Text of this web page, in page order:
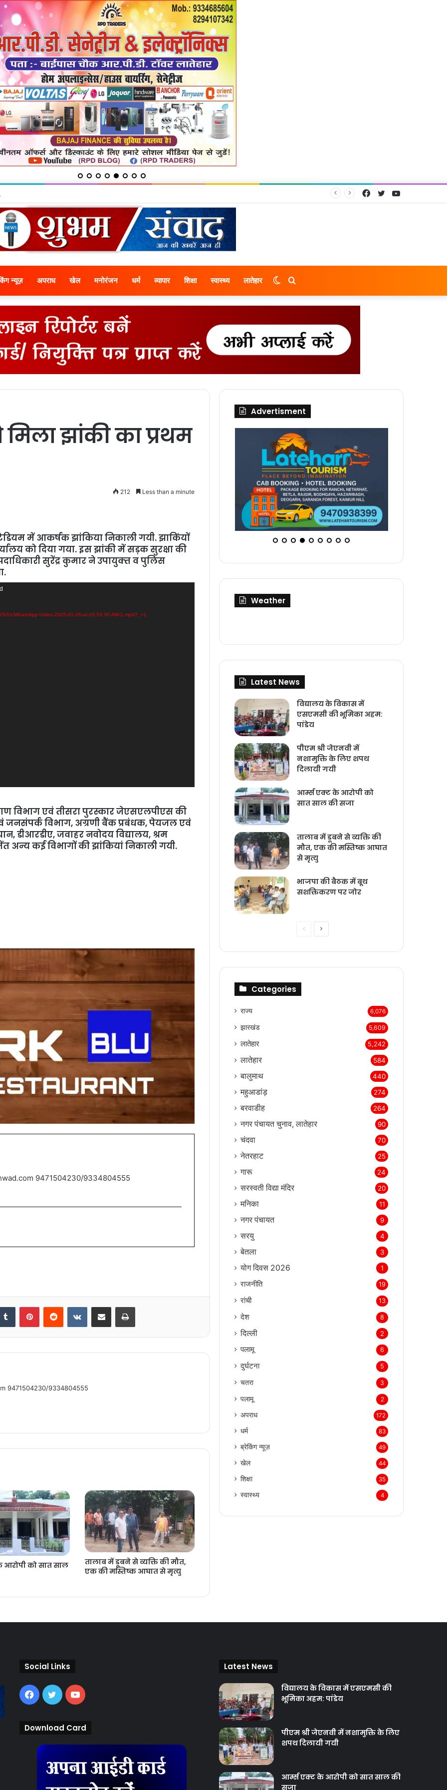
बूथ सशक्तिकरण पर जोर YouTube
Twitter
Facebook
न्यूज़ अपराध खेल मनोरंजन धर्म व्यापार शिक्षा स्वास्थ्य लातेहार Search
Switch
झांकी का प्रथम
212 Less than a minute
में आकर्षक झांकिया निकाली गयी. झाकिंयों
को दिया गया. इस झां‍की में सड़क सुरक्षा की
सुरेंद्र कुमार ने उपायुक्‍त व पुलिस
01/WhatsApp-Video-2025-01-26-at-10.53.30-AM-1.mp4?_=1
विभाग एवं तीसरा पुरस्‍कार जेएसएलपीएस की
जनसंपर्क विभाग, अग्रणी बैंक प्रबंधक, पेयजल एवं
डीआरडीए, जवाहर नवोदय विद्यालय, श्रम
अन्‍य कई विभागों की झांकियां निकाली गयी.
9471504230/9334804555
Tumblr PinterestReddit VKontakteShare via Email Print
9471504230/9334804555
आरोपी को सात साल
तालाब में डूबने से व्यक्ति की मौत,
एक की मस्तिष्क आघात से मृत्यु
Advertisment
Weather
Latest News
विद्यालय के विकास में
एसएमसी की भूमिका अहम:
पांडेय
पीएम श्री जेएनवी में
नशामुक्ति के लिए शपथ
दिलायी गयी
आर्म्स एक्ट के आरोपी को
सात साल की सजा
तालाब में डूबने से व्यक्ति की
मौत, एक की मस्तिष्क आघात
से मृत्यु
भाजपा की बैठक में बूथ
सशक्तिकरण पर जोर
PreviousNext
Categories
राज्‍य 6,076
झारखंड 5,609
लातेहार 5,242
लातेहार 584
बालुमाथ 440
महुआडांड़ 274
बरवाडीह 264
नगर पंचायत चुनाव, लातेहार 90
चंदवा 70
नेतरहाट 25
गारू 24
सरस्‍वती विद्या मंदिर 20
मनिका 11
नगर पंचायत 9
सरयु 4
बेतला 3
योग दिवस 2026 1
राजनीति 19
रांची 13
देश 8
दिल्‍ली 2
पलामू 6
दुर्घटना 5
चतरा 3
पलामू 2
अपराध 172
धर्म 83
ब्रेकिंग न्यूज़ 49
खेल 44
शिक्षा 35
स्वास्थ्य 4
Social Links
Facebook
TwitterYouTube
Download Card
Latest News
विद्यालय के विकास में एसएमसी की
भूमिका अहम: पांडेय
पीएम श्री जेएनवी में नशामुक्ति के लिए
शपथ दिलायी गयी
आर्म्स एक्ट के आरोपी को सात साल की
सजा